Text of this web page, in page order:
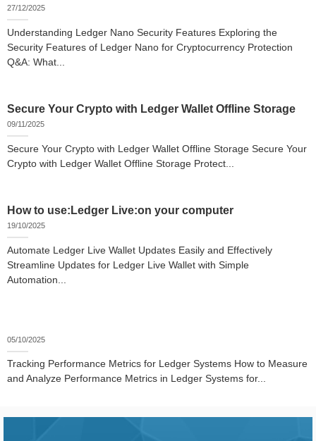
27/12/2025
Understanding Ledger Nano Security Features Exploring the
Security Features of Ledger Nano for Cryptocurrency Protection
Q&A: What...
Secure Your Crypto with Ledger Wallet Offline Storage
09/11/2025
Secure Your Crypto with Ledger Wallet Offline Storage Secure Your
Crypto with Ledger Wallet Offline Storage Protect...
How to use:Ledger Live:on your computer
19/10/2025
Automate Ledger Live Wallet Updates Easily and Effectively
Streamline Updates for Ledger Live Wallet with Simple
Automation...
05/10/2025
Tracking Performance Metrics for Ledger Systems How to Measure
and Analyze Performance Metrics in Ledger Systems for...